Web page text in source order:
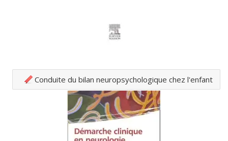
Conduite du bilan neuropsychologique chez l'enfant